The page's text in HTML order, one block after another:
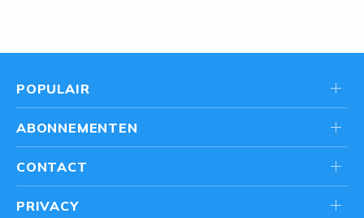
POPULAIR
ABONNEMENTEN
CONTACT
PRIVACY